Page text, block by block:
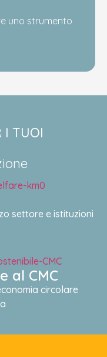
uno strumento
I TUOI
settore e istituzioni
al CMC
circolare